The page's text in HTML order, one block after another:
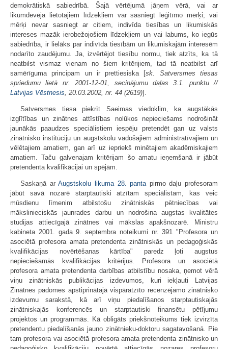
demokrātiskā sabiedrībā. Šajā vērtējumā jāņem vērā, vai ar
likumdevēja lietotajiem līdzekļiem var sasniegt leģitīmo mērķi; vai
mērķi nevar sasniegt ar citiem, indivīda tiesības un likumiskās
intereses mazāk ierobežojošiem līdzekļiem un vai labums, ko iegūs
sabiedrība, ir lielāks par indivīda tiesībām un likumiskajām interesēm
nodarīto zaudējumu. Ja, izvērtējot tiesību normu, tiek atzīts, ka tā
neatbilst vismaz vienam no šiem kritērijiem, tad tā neatbilst arī
samērīguma principam un ir prettiesiska [sk. Satversmes tiesas
spriedumu lietā nr. 2001-12-01, secinājumu daļas 3.1. punktu //
Latvijas Vēstnesis, 20.03.2002, nr. 44 (2619)].
Satversmes tiesa piekrīt Saeimas viedoklim, ka augstākās
izglītības un zinātnes attīstības nolūkos nepieciešams nodrošināt
jaunākās paaudzes speciālistiem iespēju pretendēt gan uz valsts
zinātnisko institūciju un augstskolu vadošajiem administratīvajiem un
vēlētajiem amatiem, gan arī uz iepriekš minētajiem akadēmiskajiem
amatiem. Taču galvenajam kritērijam šo amatu ieņemšanā ir jābūt
pretendenta kvalifikācijai un spējām.
Saskaņā arAugstskolu likuma 28. pantapirmo daļu profesoram
jābūt savā nozarē starptautiski atzītam speciālistam, kas veic
mūsdienu līmenim atbilstošu zinātniskās pētniecības vai
mākslinieciskās jaunrades darbu un nodrošina augstas kvalitātes
studijas attiecīgajā zinātnes vai mākslas apakšnozarē. Ministru
kabineta 2001. gada 9. septembra noteikumi nr. 391 "Profesora un
asociētā profesora amata pretendenta zinātniskās un pedagoģiskās
kvalifikācijas novērtēšanas kārtība" paredz ļoti augstus
nepieciešamās kvalifikācijas kritērijus. Profesora un asociētā
profesora amata pretendenta darbības atbilstību nosaka, ņemot vērā
viņu zinātniskās publikācijas izdevumos, kuri iekļauti Latvijas
Zinātnes padomes apstiprinātajā vispāratzīto recenzējamo zinātnisko
izdevumu sarakstā, kā arī viņu piedalīšanos starptautiskajās
zinātniskajās konferencēs un starptautiski finansētu pētījumu
projektos un programmās. Kā obligāts priekšnoteikums tiek izvirzīta
pretendentu piedalīšanās jauno zinātnieku-doktoru sagatavošanā. Pie
tam profesora vai asociētā profesora amata pretendenta zinātnisko un